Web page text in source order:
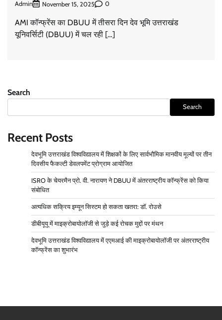
Admin November 15, 2025 0
AMI कॉन्फ्रेंस का DBUU में तीसरा दिन देव भूमि उत्तराखंड
यूनिवर्सिटी (DBUU) में चल रही […]
Search
Search
Recent Posts
देवभूमि उत्तराखंड विश्वविद्यालय में शिक्षकों के लिए सार्वभौमिक मानवीय मूल्यों पर तीन
दिवसीय फैकल्टी डेवलपमेंट प्रोग्राम आयोजित
ISRO के चेयरमैन प्रो. वी. नारायण ने DBUU में अंतरराष्ट्रीय कॉन्फ्रेंस को किया
संबोधित
अत्यधिक सक्रिय इम्यून सिस्टम हो सकता खतरा: डॉ. रोउसे
डीबीयूयू में माइक्रोबायोलॉजी से जुड़े कई रोचक मुद्दों पर मंथन
देवभूमि उत्तराखंड विश्वविद्यालय में एएमआई की माइक्रोबायोलॉजी पर अंतरराष्ट्रीय
कॉन्फ्रेंस का शुभारंभ